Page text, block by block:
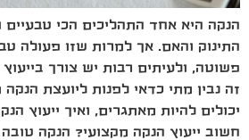
הנקה היא אחד התהליכים הכי טבעיים
התינוק והאם. אך למרות שזו פעולה
פשוטה, ולעיתים רבות יש צורך
זה נבין מתי כדאי לפנות ליועצת
יכולים להיות מאתגרים, ואיך ייעוץ
חשוב ייעוץ הנקה מקצועי? הנקה